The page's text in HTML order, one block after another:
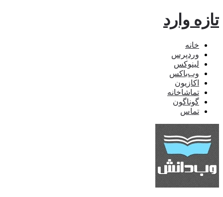
تازه وارد
خانه
وردپرس
لینوکس
وب‌باکس
اکازیون
تماشاخانه
گوناگون
تماس